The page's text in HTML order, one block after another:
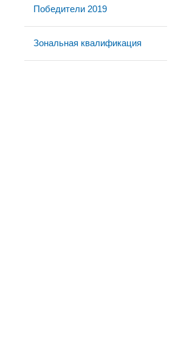
Победители 2019
Зональная квалификация